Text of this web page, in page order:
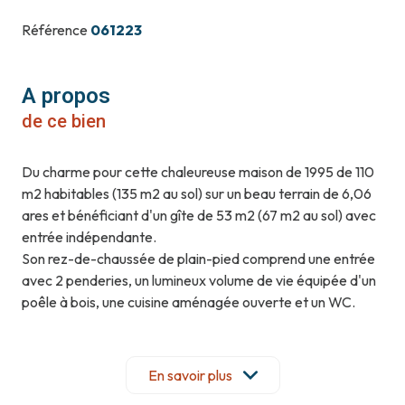
Référence 061223
A propos
de ce bien
Du charme pour cette chaleureuse maison de 1995 de 110
m2 habitables (135 m2 au sol) sur un beau terrain de 6,06
ares et bénéficiant d'un gîte de 53 m2 (67 m2 au sol) avec
entrée indépendante.
Son rez-de-chaussée de plain-pied comprend une entrée
avec 2 penderies, un lumineux volume de vie équipée d'un
poêle à bois, une cuisine aménagée ouverte et un WC.
en contemplant le jardin joliment arboré !
A l'étage, vous trouverez une mezzanine ensoleillée, deux
En savoir plus